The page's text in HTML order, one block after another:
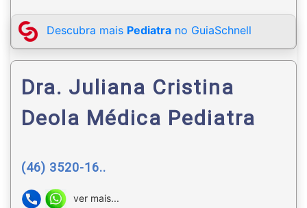
Descubra mais Pediatra no GuiaSchnell
Dra. Juliana Cristina
Deola Médica Pediatra
(46) 3520-16..
ver mais...